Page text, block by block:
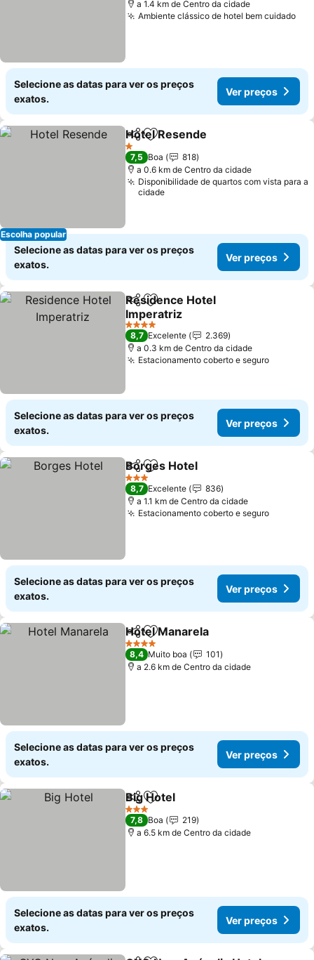
a 1.4 km de Centro da cidade
Ambiente clássico de hotel bem cuidado
Selecione as datas para ver os preços
exatos.
Ver preços
Escolha popular
PartilharAdicionar aos favoritos
Hotel Resende
1 Estrelas
7,5 Boa
818
a 0.6 km de Centro da cidade
Disponibilidade de quartos com vista para a
cidade
Selecione as datas para ver os preços
exatos.
Ver preços
PartilharAdicionar aos favoritos
Residence Hotel
Imperatriz
Ver preços
4 Estrelas
8,7 Excelente
2.369
a 0.3 km de Centro da cidade
Estacionamento coberto e seguroVer
Selecione as datas para ver os preços
exatos.
Ver preços
PartilharAdicionar aos favoritos
Borges Hotel
3 Estrelas
8,7 Excelente
836
a 1.1 km de Centro da cidade
Estacionamento coberto e seguroVer
Selecione as datas para ver os preços
exatos.
Ver preços
PartilharAdicionar aos favoritos
Hotel Manarela
4 Estrelas
8,4 Muito boa
101
a 2.6 km de Centro da cidade
Selecione as datas para ver os preços
exatos.
Ver preços
PartilharAdicionar aos favoritos
Big Hotel
3 Estrelas
7,8 Boa
219
a 6.5 km de Centro da cidade
Selecione as datas para ver os preços
exatos.
Ver preços